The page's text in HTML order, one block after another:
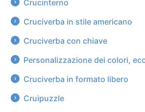
Crucinterno
Cruciverba in stile americano
Cruciverba con chiave
Personalizzazione dei colori,
Cruciverba in formato libero
Cruipuzzle